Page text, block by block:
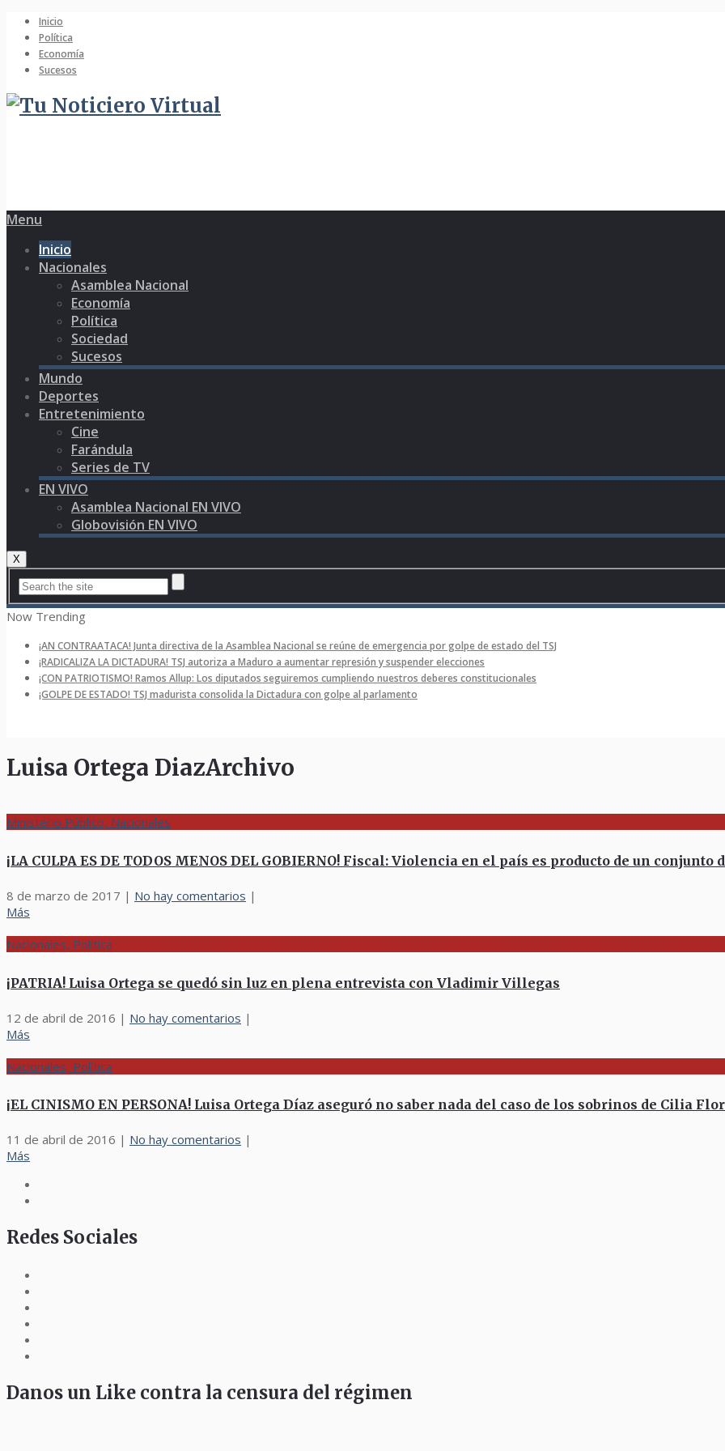
Inicio
Política
Economía
Sucesos
Menu
Inicio
Nacionales
Asamblea Nacional
Economía
Política
Sociedad
Sucesos
Mundo
Deportes
Entretenimiento
Cine
Farándula
Series de TV
EN VIVO
Asamblea Nacional EN VIVO
Globovisión EN VIVO
X
Now Trending
¡AN CONTRAATACA! Junta directiva de la Asamblea Nacional se reúne de emergencia por golpe de estado del TSJ
¡RADICALIZA LA DICTADURA! TSJ autoriza a Maduro a aumentar represión y suspender elecciones
¡CON PATRIOTISMO! Ramos Allup: Los diputados seguiremos cumpliendo nuestros deberes constitucionales
¡GOLPE DE ESTADO! TSJ madurista consolida la Dictadura con golpe al parlamento
Luisa Ortega DiazArchivo
Ministerio Público, Nacionales
¡LA CULPA ES DE TODOS MENOS DEL GOBIERNO! Fiscal: Violencia en el país es producto de un
8 de marzo de 2017 | No hay comentarios |
Más
Nacionales, Política
¡PATRIA! Luisa Ortega se quedó sin luz en plena entrevista con Vladimir Villegas
12 de abril de 2016 | No hay comentarios |
Más
Nacionales, Política
¡EL CINISMO EN PERSONA! Luisa Ortega Díaz aseguró no saber nada del caso de los sobrinos de Cilia
11 de abril de 2016 | No hay comentarios |
Más
Redes Sociales
Danos un Like contra la censura del régimen